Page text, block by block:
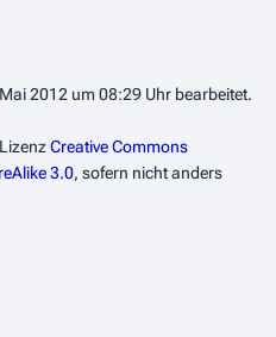
2012 um 08:29 Uhr bearbeitet.
Creative Commons
3.0, sofern nicht anders